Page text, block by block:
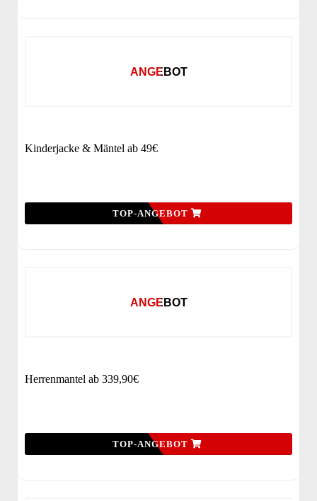
ANGEBOT
Kinderjacke & Mäntel ab 49€
TOP-ANGEBOT
ANGEBOT
Herrenmantel ab 339,90€
TOP-ANGEBOT